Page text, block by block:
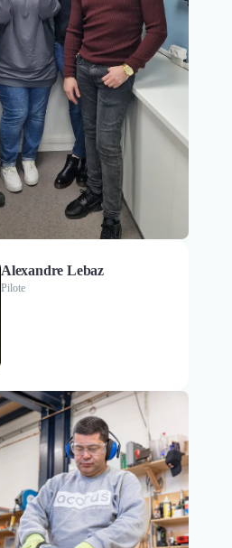
Alexandre Lebaz
Pilote